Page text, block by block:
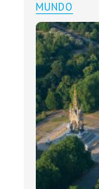
MUNDO